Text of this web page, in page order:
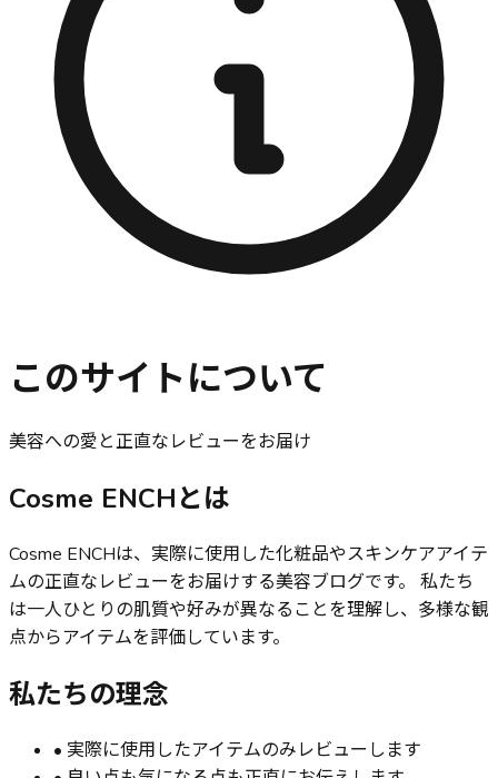
このサイトについて
美容への愛と正直なレビューをお届け
Cosme ENCHとは
Cosme ENCHは、実際に使用した化粧品やスキンケアアイテ
ムの正直なレビューをお届けする美容ブログです。 私たち
は一人ひとりの肌質や好みが異なることを理解し、多様な観
点からアイテムを評価しています。
私たちの理念
• 実際に使用したアイテムのみレビューします